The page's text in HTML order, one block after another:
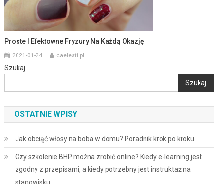
Proste I Efektowne Fryzury Na Każdą Okazję
2021-01-24 caelesti.pl
Szukaj
Szukaj
OSTATNIE WPISY
Jak obciąć włosy na boba w domu? Poradnik krok po kroku
Czy szkolenie BHP można zrobić online? Kiedy e-learning jest
zgodny z przepisami, a kiedy potrzebny jest instruktaż na
stanowisku